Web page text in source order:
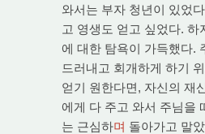
와서는 부자 청년이 있었
고 영생도 얻고 싶었다.
에 대한 탐욕이 가득했다.
드러내고 회개하게 하기
얻기 원한다면, 자신의 재
에게 다 주고 와서 주님을
는 근심하며 돌아가고 말